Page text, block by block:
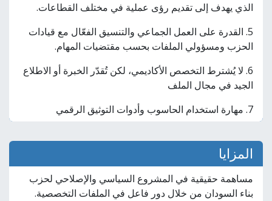
الذي يهدف إلى تقديم رؤى عملية في مختلف القطاعات.
5. القدرة على العمل الجماعي والتنسيق الفعّال مع قيادات
الحزب ومسؤولي الملفات بحسب مقتضيات المهام.
6. لا يُشترط التخصص الأكاديمي، لكن تُقدّر الخبرة أو الاطلاع
الجيد في مجال الملف
7. مهارة استخدام الحاسوب وأدوات التوثيق الرقمي
المزايا
مساهمة حقيقية في المشروع السياسي والإصلاحي لحزب
بناء السودان من خلال دور فاعل في الملفات التخصصية.